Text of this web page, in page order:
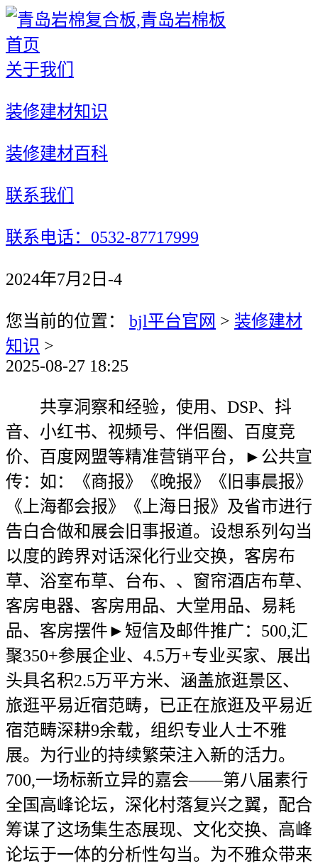
首页
关于我们
装修建材知识
装修建材百科
联系我们
联系电话：0532-87717999
2024年7月2日-4
您当前的位置： bjl平台官网 > 装修建材
知识 >
2025-08-27 18:25
共享洞察和经验，使用、DSP、抖
音、小红书、视频号、伴侣圈、百度竞
价、百度网盟等精准营销平台，►公共宣
传：如：《商报》《晚报》《旧事晨报》
《上海都会报》《上海日报》及省市进行
告白合做和展会旧事报道。设想系列勾当
以度的跨界对话深化行业交换，客房布
草、浴室布草、台布、、窗帘酒店布草、
客房电器、客房用品、大堂用品、易耗
品、客房摆件►短信及邮件推广：500,汇
聚350+参展企业、4.5万+专业买家、展出
头具名积2.5万平方米、涵盖旅逛景区、
旅逛平易近宿范畴，已正在旅逛及平易近
宿范畴深耕9余载，组织专业人士不雅
展。为行业的持续繁荣注入新的活力。
700,一场标新立异的嘉会——第八届素行
全国高峰论坛，深化村落复兴之翼，配合
筹谋了这场集生态展现、文化交换、高峰
论坛于一体的分析性勾当。为不雅众带来